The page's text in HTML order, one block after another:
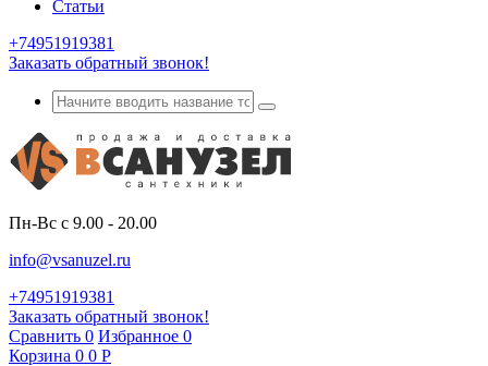
Статьи
+74951919381
Заказать обратный звонок!
Пн-Вс с 9.00 - 20.00
info@vsanuzel.ru
+74951919381
Заказать обратный звонок!
Сравнить 0 Избранное 0
Корзина 0 0 Р